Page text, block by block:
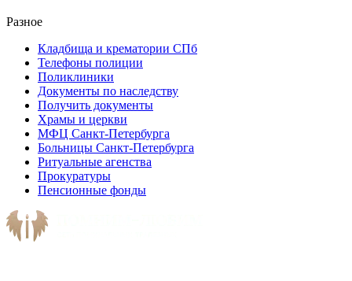
Разное
Кладбища и крематории СПб
Телефоны полиции
Поликлиники
Документы по наследству
Получить документы
Храмы и церкви
МФЦ Санкт-Петербурга
Больницы Санкт-Петербурга
Ритуальные агенства
Прокуратуры
Пенсионные фонды